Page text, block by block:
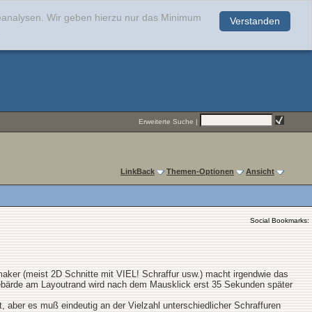
Verstanden
Wir geben hierzu nur das Minimum
Erweiterte Suche |
LinkBack Themen-Optionen Ansicht
Social Bookmarks:
(meist 2D Schnitte mit VIEL! Schraffur usw.) macht irgendwie das
am Layoutrand wird nach dem Mausklick erst 35 Sekunden später
es muß eindeutig an der Vielzahl unterschiedlicher Schraffuren